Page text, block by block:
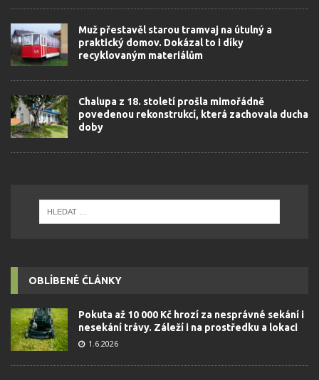
Muž přestavěl starou tramvaj na útulný a
praktický domov. Dokázal to i díky
recyklovaným materiálům
Chalupa z 18. století prošla mimořádně
povedenou rekonstrukcí, která zachovala ducha
doby
OBLÍBENÉ ČLÁNKY
Pokuta až 10 000 Kč hrozí za nesprávné sekání i
nesekání trávy. Záleží i na prostředku a lokaci
1.6.2026